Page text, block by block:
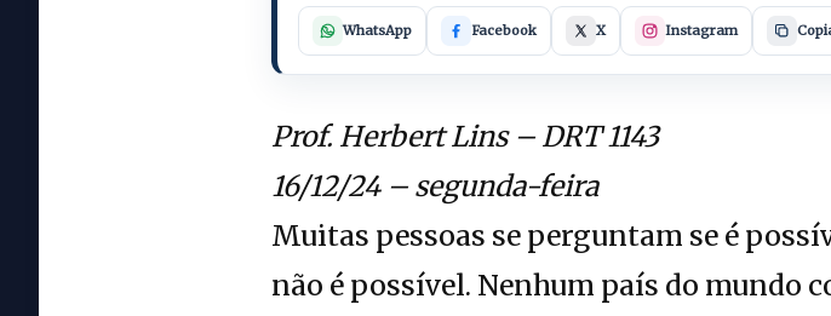
WhatsApp Facebook X Instagram
Prof. Herbert Lins – DRT 1143
16/12/24 – segunda-feira
Muitas pessoas se perguntam se é
não é possível. Nenhum país do mundo